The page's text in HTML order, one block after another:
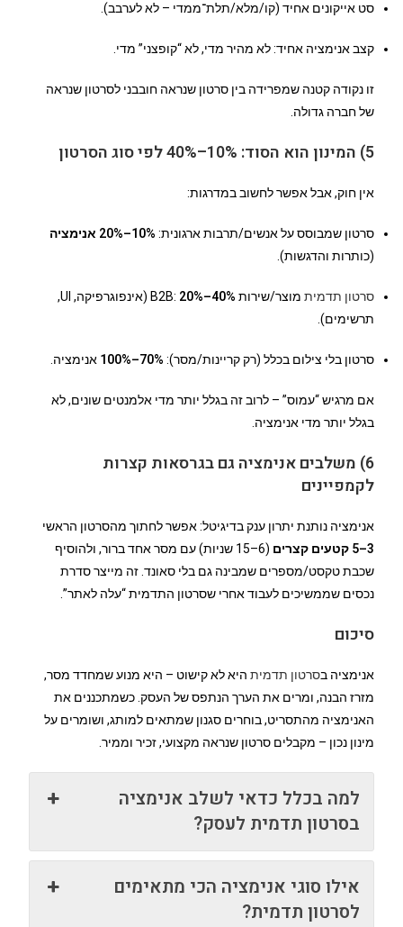
סט אייקונים אחיד (קו/מלא/תלת־ממדי – לא לערבב).
קצב אנימציה אחיד: לא מהיר מדי, לא “קופצני” מדי.
זו נקודה קטנה שמפרידה בין סרטון שנראה חובבני לסרטון שנראה
של חברה גדולה.
5) המינון הוא הסוד: 10%–40% לפי סוג הסרטון
אין חוק, אבל אפשר לחשוב במדרגות:
סרטון שמבוסס על אנשים/תרבות ארגונית: 10%–20% אנימציה
(כותרות והדגשות).
סרטון תדמית מוצר/שירות B2B: 20%–40%
(אינפוגרפיקה, UI,
תרשימים).
סרטון בלי צילום בכלל (רק קריינות/מסר): 70%–100% אנימציה.
אם מרגיש “עמוס” – לרוב זה בגלל יותר מדי אלמנטים שונים, לא
בגלל יותר מדי אנימציה.
6) משלבים אנימציה גם בגרסאות קצרות
לקמפיינים
אנימציה נותנת יתרון ענק בדיגיטל: אפשר לחתוך מהסרטון הראשי
3–5 קטעים קצרים
(6–15 שניות) עם מסר אחד ברור, ולהוסיף
שכבת טקסט/מספרים שמבינה גם בלי סאונד. זה מייצר סדרת
נכסים שממשיכים לעבוד אחרי שסרטון התדמית “עלה לאתר”.
סיכום
אנימציה בסרטון תדמית היא לא קישוט – היא מנוע שמחדד מסר,
מזרז הבנה, ומרים את הערך הנתפס של העסק. כשמתכננים את
האנימציה מהתסריט, בוחרים סגנון שמתאים למותג, ושומרים על
מינון נכון – מקבלים סרטון שנראה מקצועי, זכיר וממיר.
למה בכלל כדאי לשלב אנימציה
בסרטון תדמית לעסק?
אילו סוגי אנימציה הכי מתאימים
לסרטון תדמית?